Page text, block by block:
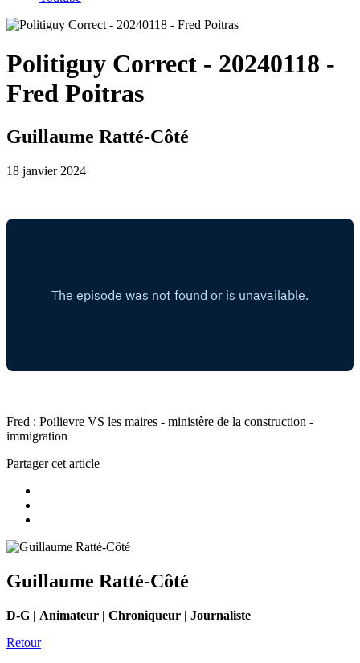
Politiguy Correct - 20240118 -
Fred Poitras
Guillaume Ratté-Côté
18 janvier 2024
Fred : Poilievre VS les maires - ministère de la construction -
immigration
Partager cet article
Guillaume Ratté-Côté
D-G | Animateur | Chroniqueur | Journaliste
Retour